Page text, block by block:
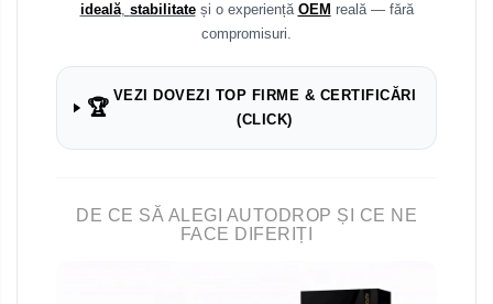
ideală, stabilitateși o experiență OEM reală — fără
compromisuri.
🏆
VEZI DOVEZI TOP FIRME & CERTIFICĂRI
(CLICK)
DE CE SĂ ALEGI AUTODROP ȘI CE NE
FACE DIFERIȚI